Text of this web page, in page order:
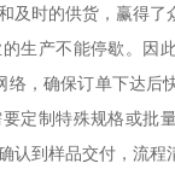
及时的供货，赢得了
生产不能停歇。因
络，确保订单下达后
定制特殊规格或批
认到样品交付，流程